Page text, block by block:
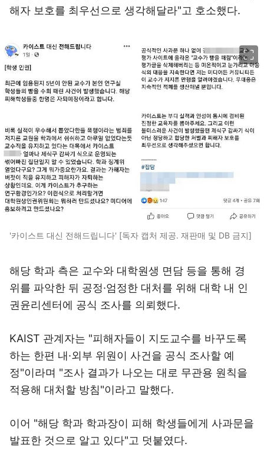
해자 보호를 최우선으로 생각해달라"고 호소했다.
'카이스트 대신 전해드립니다' [독자 캡처 제공. 재판매 및 DB 금지]
해당 학과 측은 교수와 대학원생 면담 등을 통해 경
위를 파악한 뒤 공정·엄정한 대처를 위해 대학 내 인
권윤리센터에 공식 조사를 의뢰했다.
KAIST 관계자는 "피해자들이 지도교수를 바꾸도록
하는 한편 내·외부 위원이 사건을 공식 조사할 예
정"이라며 "조사 결과가 나오는 대로 무관용 원칙을
적용해 대처할 방침"이라고 말했다.
이어 "해당 학과 학과장이 피해 학생들에게 사과문을
발표한 것으로 알고 있다"고 덧붙였다.